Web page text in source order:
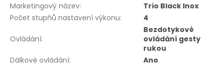
Marketingový název:
Trio Black Inox
Počet stupňů nastavení výkonu: 4
Ovládání:
Bezdotykové
ovládání gesty
rukou
Dálkové ovládání:
Ano